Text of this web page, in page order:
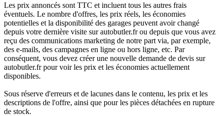
Les prix annoncés sont TTC et incluent tous les autres frais
éventuels. Le nombre d'offres, les prix réels, les économies
potentielles et la disponibilité des garages peuvent avoir changé
depuis votre dernière visite sur autobutler.fr ou depuis que vous avez
reçu des communications marketing de notre part via, par exemple,
des e-mails, des campagnes en ligne ou hors ligne, etc. Par
conséquent, vous devez créer une nouvelle demande de devis sur
autobutler.fr pour voir les prix et les économies actuellement
disponibles.
Sous réserve d'erreurs et de lacunes dans le contenu, les prix et les
descriptions de l'offre, ainsi que pour les pièces détachées en rupture
de stock.